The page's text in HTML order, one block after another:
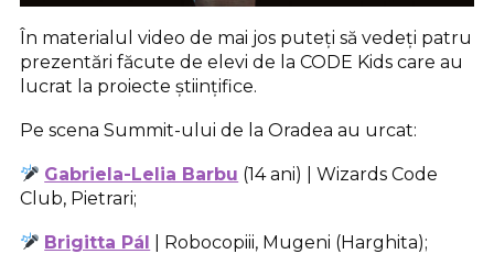
În materialul video de mai jos puteți să vedeți patru
prezentări făcute de elevi de la CODE Kids care au
lucrat la proiecte științifice.
Pe scena Summit-ului de la Oradea au urcat:
Gabriela-Lelia Barbu (14 ani) | Wizards Code
Club, Pietrari;
Brigitta Pál | Robocopiii, Mugeni (Harghita);